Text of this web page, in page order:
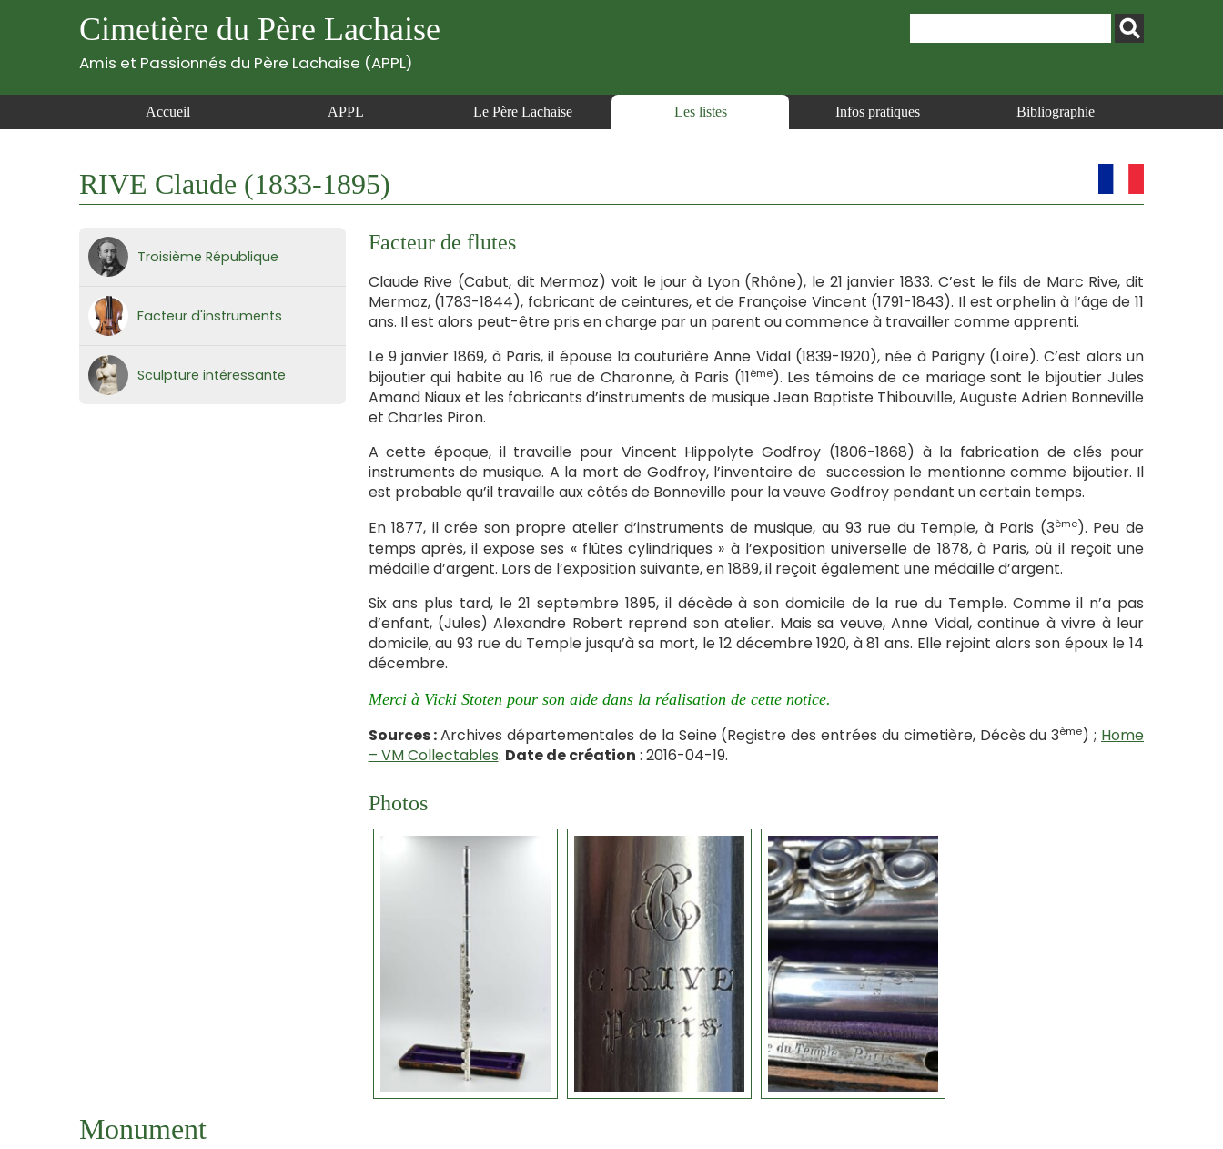
Cimetière du Père Lachaise
Amis et Passionnés du Père Lachaise (APPL)
Accueil APPL Le Père Lachaise Les listes Infos pratiques Bibliographie
RIVE Claude (1833-1895)
Troisième République
Facteur d'instruments
Sculpture intéressante
Facteur de flutes
Claude Rive (Cabut, dit Mermoz) voit le jour à Lyon (Rhône), le 21 janvier 1833. C’est le fils de Marc Rive, dit
Mermoz, (1783-1844), fabricant de ceintures, et de Françoise Vincent (1791-1843). Il est orphelin à l’âge de 11
ans. Il est alors peut-être pris en charge par un parent ou commence à travailler comme apprenti.
Le 9 janvier 1869, à Paris, il épouse la couturière Anne Vidal (1839-1920), née à Parigny (Loire). C’est alors un
bijoutier qui habite au 16 rue de Charonne, à Paris (11ème). Les témoins de ce mariage sont le bijoutier Jules
Amand Niaux et les fabricants d’instruments de musique Jean Baptiste Thibouville, Auguste Adrien Bonneville
et Charles Piron.
A cette époque, il travaille pour Vincent Hippolyte Godfroy (1806-1868) à la fabrication de clés pour
instruments de musique. A la mort de Godfroy, l’inventaire de succession le mentionne comme bijoutier. Il
est probable qu’il travaille aux côtés de Bonneville pour la veuve Godfroy pendant un certain temps.
En 1877, il crée son propre atelier d’instruments de musique, au 93 rue du Temple, à Paris (3ème). Peu de
temps après, il expose ses « flûtes cylindriques » à l’exposition universelle de 1878, à Paris, où il reçoit une
médaille d’argent. Lors de l’exposition suivante, en 1889, il reçoit également une médaille d’argent.
Six ans plus tard, le 21 septembre 1895, il décède à son domicile de la rue du Temple. Comme il n’a pas
d’enfant, (Jules) Alexandre Robert reprend son atelier. Mais sa veuve, Anne Vidal, continue à vivre à leur
domicile, au 93 rue du Temple jusqu’à sa mort, le 12 décembre 1920, à 81 ans. Elle rejoint alors son époux le 14
décembre.
Merci à Vicki Stoten pour son aide dans la réalisation de cette notice.
Sources :Archives départementales de la Seine (Registre des entrées du cimetière, Décès du 3ème) ; Home
– VM Collectables. Date de création : 2016-04-19.
Photos
Monument